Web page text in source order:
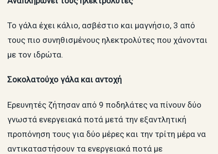
Το γάλα έχει κάλιο, ασβέστιο και μαγνήσιο, 3 από
τους πιο συνηθισμένους ηλεκτρολύτες που χάνονται
με τον ιδρώτα.
Σοκολατούχο γάλα και αντοχή
Ερευνητές ζήτησαν από 9 ποδηλάτες να πίνουν δύο
γνωστά ενεργειακά ποτά μετά την εξαντλητική
προπόνηση τους για δύο μέρες και την τρίτη μέρα να
αντικαταστήσουν τα ενεργειακά ποτά με